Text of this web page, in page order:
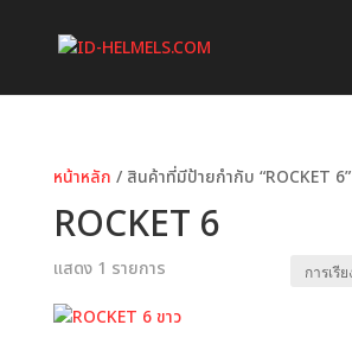
หน้าหลัก / สินค้าที่มีป้ายกำกับ “ROCKET 6”
ROCKET 6
แสดง 1 รายการ